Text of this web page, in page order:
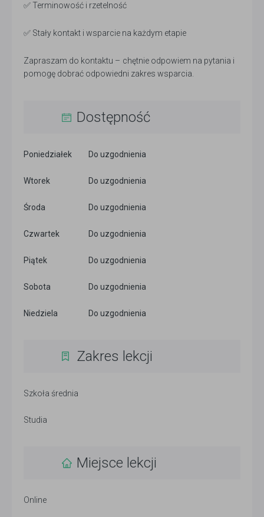
✅ Terminowość i rzetelność
✅ Stały kontakt i wsparcie na każdym etapie
Zapraszam do kontaktu – chętnie odpowiem na pytania i
pomogę dobrać odpowiedni zakres wsparcia.
Dostępność
Poniedziałek Do uzgodnienia
Wtorek Do uzgodnienia
Środa Do uzgodnienia
Czwartek Do uzgodnienia
Piątek Do uzgodnienia
Sobota Do uzgodnienia
Niedziela Do uzgodnienia
Zakres lekcji
Szkoła średnia
Studia
Miejsce lekcji
Online